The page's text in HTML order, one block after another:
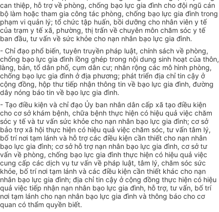
can thiệp, hỗ trợ về phòng, chống bạo lực gia đình cho đội ngũ cán
bộ làm hoặc tham gia công tác phòng, chống bạo lực gia đình trong
phạm vi quản lý; tổ chức tập huấn, bồi dưỡng cho nhân viên y tế
của trạm y tế xã, phường, thị trấn về chuyên môn chăm sóc y tế
ban đầu, tư vấn về sức khỏe cho nạn nhân bạo lực gia đình.
- Chỉ đạo phổ biến, tuyên truyền pháp luật, chính sách về phòng,
chống bạo lực gia đình lồng ghép trong nội dung sinh hoạt của thôn,
làng, bản, tổ dân phố, cụm dân cư; nhân rộng các mô hình phòng,
chống bạo lực gia đình ở địa phương; phát triển địa chỉ tin cậy ở
cộng đồng, hộp thư tiếp nhận thông tin về bạo lực gia đình, đường
dây nóng báo tin về bạo lực gia đình.
- Tạo điều kiện và chỉ đạo Ủy ban nhân dân cấp xã tạo điều kiện
cho cơ sở khám bệnh, chữa bệnh thực hiện có hiệu quả việc chăm
sóc y tế và tư vấn sức khỏe cho nạn nhân bạo lực gia đình; cơ sở
bảo trợ xã hội thực hiện có hiệu quả việc chăm sóc, tư vấn tâm lý,
bố trí nơi tạm lánh và hỗ trợ các điều kiện cần thiết cho nạn nhân
bạo lực gia đình; cơ sở hỗ trợ nạn nhân bạo lực gia đình, cơ sở tư
vấn về phòng, chống bạo lực gia đình thực hiện có hiệu quả việc
cung cấp các dịch vụ tư vấn về pháp luật, tâm lý, chăm sóc sức
khỏe, bố trí nơi tạm lánh và các điều kiện cần thiết khác cho nạn
nhân bạo lực gia đình; địa chỉ tin cậy ở cộng đồng thực hiện có hiệu
quả việc tiếp nhận nạn nhân bạo lực gia đình, hỗ trợ, tư vấn, bố trí
nơi tạm lánh cho nạn nhân bạo lực gia đình và thông báo cho cơ
quan có thẩm quyền biết.